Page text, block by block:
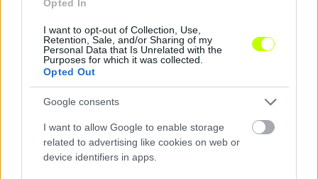
Opted In
I want to opt-out of Collection, Use,
Retention, Sale, and/or Sharing of my
Personal Data that Is Unrelated with the
Purposes for which it was collected.
Opted Out
Google consents
I want to allow Google to enable storage
related to advertising like cookies on web or
device identifiers in apps.
Willi Orbán elmesélte, kinek szurkol a Bajnokok
A RB Leipzig középhátvédje nem csak egy csapatnak drukkol.
2025.10.03.